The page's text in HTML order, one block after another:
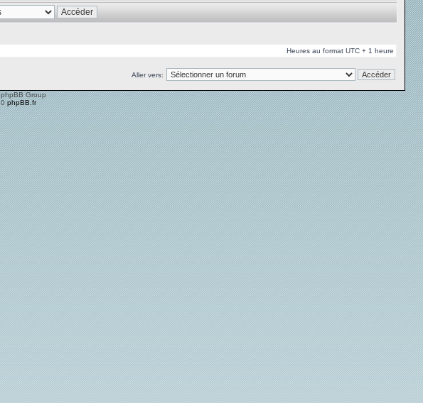
Heures au format UTC + 1 heure
Aller vers:
Group
phpBB.fr